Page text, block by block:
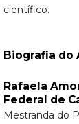
científico.
Biografia do
Rafaela
Federal de
Mestranda do